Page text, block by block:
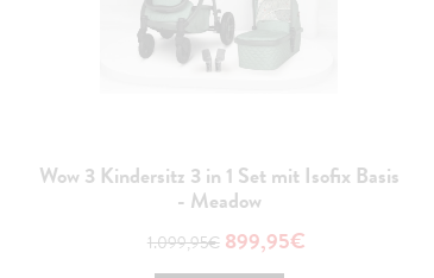
Wow 3 Kindersitz 3 in 1 Set mit Isofix Basis
- Meadow
1.099,95€ 899,95€